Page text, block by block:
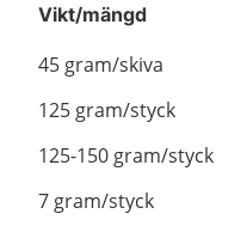
Vikt/mängd
45 gram/skiva
125 gram/styck
125-150 gram/styck
7 gram/styck